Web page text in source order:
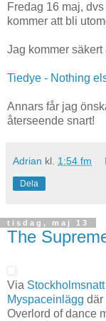
Fredag 16 maj,
kommer att bli
Jag kommer
Tiedye - Nothing
Annars får jag
återseende snart!
Adrian kl. 1:54 fm
Dela
tisdag, maj 13
The
Via Stockholmsnatt
Myspaceinlägg där
Overlord of dance